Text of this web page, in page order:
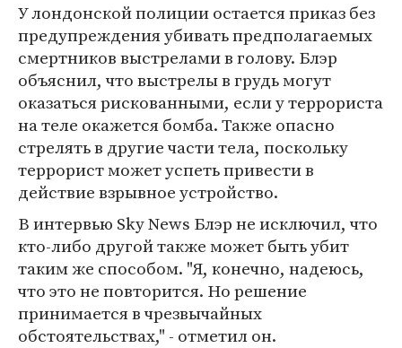
У лондонской полиции остается приказ без
предупреждения убивать предполагаемых
смертников выстрелами в голову. Блэр
объяснил, что выстрелы в грудь могут
оказаться рискованными, если у террориста
на теле окажется бомба. Также опасно
стрелять в другие части тела, поскольку
террорист может успеть привести в
действие взрывное устройство.
В интервью Sky News Блэр не исключил, что
кто-либо другой также может быть убит
таким же способом. "Я, конечно, надеюсь,
что это не повторится. Но решение
принимается в чрезвычайных
обстоятельствах," - отметил он.